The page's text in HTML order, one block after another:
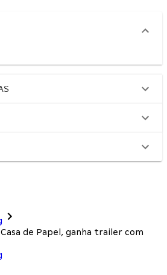
de Papel, ganha trailer com